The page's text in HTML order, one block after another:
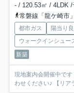
- / 120.53㎡ / 4LDK /
常磐線「龍ケ崎市
都市ガス 陽当り
ウォークインシュー
新築
現地案内会開催中で
わせくだ